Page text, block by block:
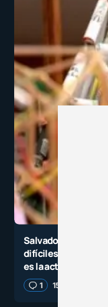
Salvador Vidal: El
difíciles es falso, lo
es la actitud
1 15 agosto, 2023